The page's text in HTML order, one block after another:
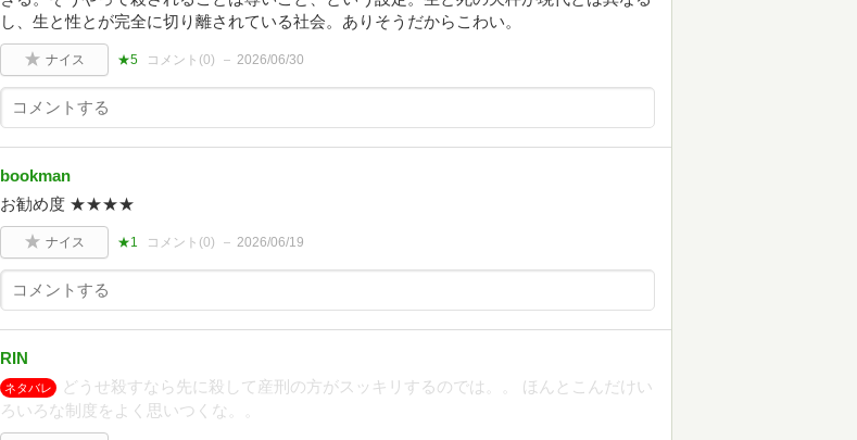
し、生と性とが完全に切り離されている社会。ありそうだからこわい。
ナイス ★5 コメント(0) 2026/06/30
bookman
お勧め度 ★★★★
ナイス ★1 コメント(0) 2026/06/19
RIN
ネタバレ
どうせ殺すなら先に殺して産刑の方がスッキリするのでは。。 ほんとこんだけい
ろいろな制度をよく思いつくな。。